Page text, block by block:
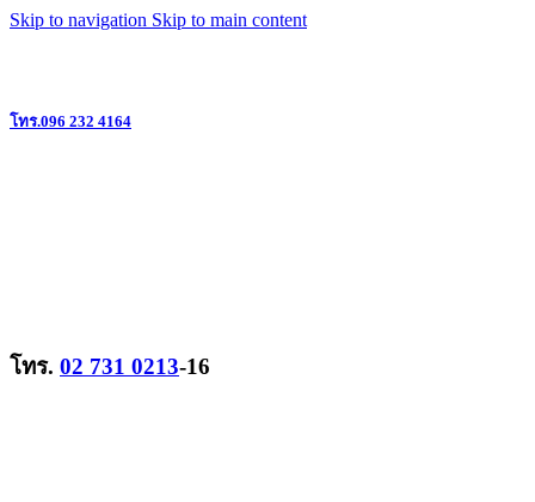
Skip to navigation Skip to main content
โทร.096 232 4164
โทร. 02 731 0213-16